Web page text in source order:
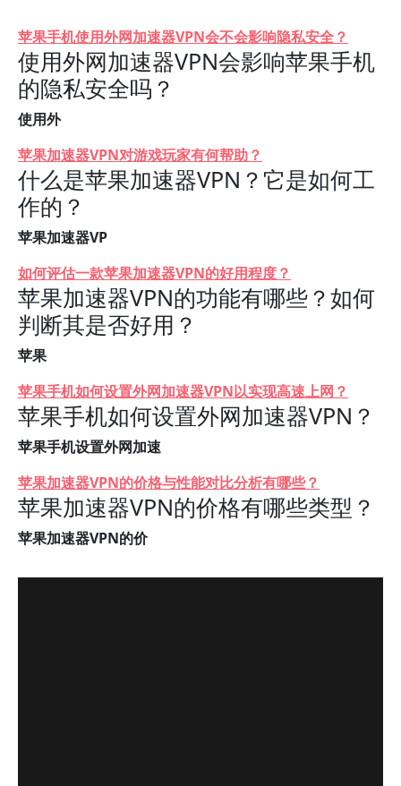
苹果手机使用外网加速器VPN会不会影响隐私安全？
使用外网加速器VPN会影响苹果手机
的隐私安全吗？
使用外
苹果加速器VPN对游戏玩家有何帮助？
什么是苹果加速器VPN？它是如何工
作的？
苹果加速器VP
如何评估一款苹果加速器VPN的好用程度？
苹果加速器VPN的功能有哪些？如何
判断其是否好用？
苹果
苹果手机如何设置外网加速器VPN以实现高速上网？
苹果手机如何设置外网加速器VPN？
苹果手机设置外网加速
苹果加速器VPN的价格与性能对比分析有哪些？
苹果加速器VPN的价格有哪些类型？
苹果加速器VPN的价